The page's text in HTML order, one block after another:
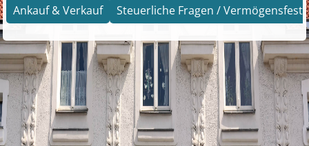
Ankauf & Verkauf Steuerliche Fragen /